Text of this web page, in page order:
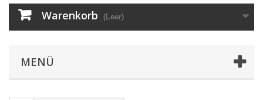
Warenkorb (Leer)
MENÜ